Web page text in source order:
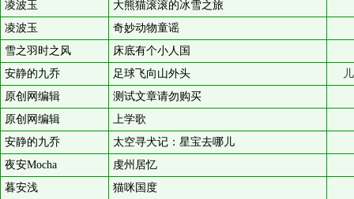
凌波玉
大熊猫滚滚的冰雪之旅
凌波玉
奇妙动物童谣
雪之羽时之风
床底有个小人国
安静的九乔
足球飞向山外头
原创网编辑
测试文章请勿购买
原创网编辑
上学歌
安静的九乔
太空寻犬记：星宝去哪儿
夜安Mocha
虔州居忆
暮安浅
猫咪国度